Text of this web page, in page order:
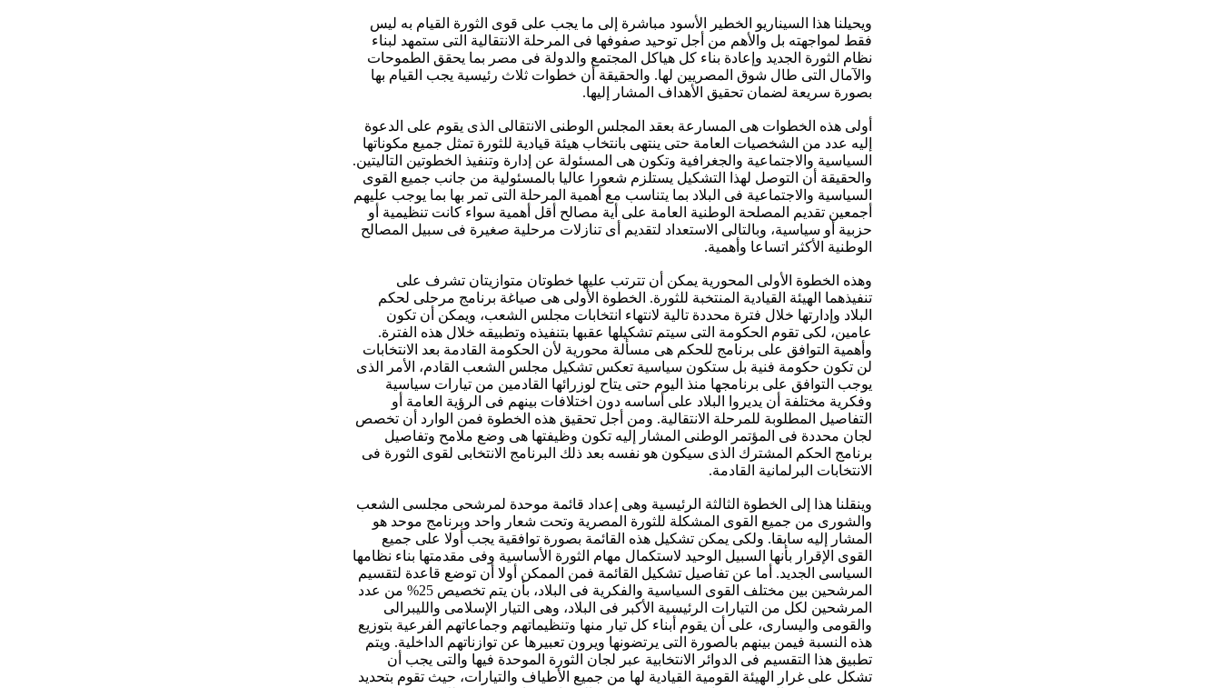
ويحيلنا هذا السيناريو الخطير الأسود مباشرة إلى ما يجب على قوى الثورة القيام به ليس
فقط لمواجهته بل والأهم من أجل توحيد صفوفها فى المرحلة الانتقالية التى ستمهد لبناء
نظام الثورة الجديد وإعادة بناء كل هياكل المجتمع والدولة فى مصر بما يحقق الطموحات
والآمال التى طال شوق المصريين لها. والحقيقة أن خطوات ثلاث رئيسية يجب القيام بها
بصورة سريعة لضمان تحقيق الأهداف المشار إليها.
أولى هذه الخطوات هى المسارعة بعقد المجلس الوطنى الانتقالى الذى يقوم على الدعوة
إليه عدد من الشخصيات العامة حتى ينتهى بانتخاب هيئة قيادية للثورة تمثل جميع مكوناتها
السياسية والاجتماعية والجغرافية وتكون هى المسئولة عن إدارة وتنفيذ الخطوتين التاليتين.
والحقيقة أن التوصل لهذا التشكيل يستلزم شعورا عاليا بالمسئولية من جانب جميع القوى
السياسية والاجتماعية فى البلاد بما يتناسب مع أهمية المرحلة التى تمر بها بما يوجب عليهم
أجمعين تقديم المصلحة الوطنية العامة على أية مصالح أقل أهمية سواء كانت تنظيمية أو
حزبية أو سياسية، وبالتالى الاستعداد لتقديم أى تنازلات مرحلية صغيرة فى سبيل المصالح
الوطنية الأكثر اتساعا وأهمية.
وهذه الخطوة الأولى المحورية يمكن أن تترتب عليها خطوتان متوازيتان تشرف على
تنفيذهما الهيئة القيادية المنتخبة للثورة. الخطوة الأولى هى صياغة برنامج مرحلى لحكم
البلاد وإدارتها خلال فترة محددة تالية لانتهاء انتخابات مجلس الشعب، ويمكن أن تكون
عامين، لكى تقوم الحكومة التى سيتم تشكيلها عقبها بتنفيذه وتطبيقه خلال هذه الفترة.
وأهمية التوافق على برنامج للحكم هى مسألة محورية لأن الحكومة القادمة بعد الانتخابات
لن تكون حكومة فنية بل ستكون سياسية تعكس تشكيل مجلس الشعب القادم، الأمر الذى
يوجب التوافق على برنامجها منذ اليوم حتى يتاح لوزرائها القادمين من تيارات سياسية
وفكرية مختلفة أن يديروا البلاد على أساسه دون اختلافات بينهم فى الرؤية العامة أو
التفاصيل المطلوبة للمرحلة الانتقالية. ومن أجل تحقيق هذه الخطوة فمن الوارد أن تخصص
لجان محددة فى المؤتمر الوطنى المشار إليه تكون وظيفتها هى وضع ملامح وتفاصيل
برنامج الحكم المشترك الذى سيكون هو نفسه بعد ذلك البرنامج الانتخابى لقوى الثورة فى
الانتخابات البرلمانية القادمة.
وينقلنا هذا إلى الخطوة الثالثة الرئيسية وهى إعداد قائمة موحدة لمرشحى مجلسى الشعب
والشورى من جميع القوى المشكلة للثورة المصرية وتحت شعار واحد وبرنامج موحد هو
المشار إليه سابقا. ولكى يمكن تشكيل هذه القائمة بصورة توافقية يجب أولا على جميع
القوى الإقرار بأنها السبيل الوحيد لاستكمال مهام الثورة الأساسية وفى مقدمتها بناء نظامها
السياسى الجديد. أما عن تفاصيل تشكيل القائمة فمن الممكن أولا أن توضع قاعدة لتقسيم
المرشحين بين مختلف القوى السياسية والفكرية فى البلاد، بأن يتم تخصيص 25% من عدد
المرشحين لكل من التيارات الرئيسية الأكبر فى البلاد، وهى التيار الإسلامى والليبرالى
والقومى واليسارى، على أن يقوم أبناء كل تيار منها وتنظيماتهم وجماعاتهم الفرعية بتوزيع
هذه النسبة فيمن بينهم بالصورة التى يرتضونها ويرون تعبيرها عن توازناتهم الداخلية. ويتم
تطبيق هذا التقسيم فى الدوائر الانتخابية عبر لجان الثورة الموحدة فيها والتى يجب أن
تشكل على غرار الهيئة القومية القيادية لها من جميع الأطياف والتيارات، حيث تقوم بتحديد